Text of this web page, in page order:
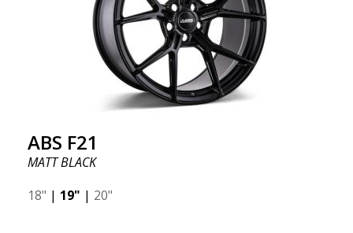
ABS F21
MATT BLACK
18" | 19" | 20"